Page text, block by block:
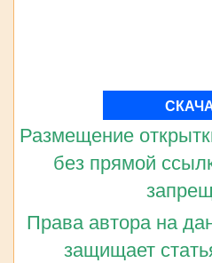
Размещение
без прямой
Права автора на
защищает